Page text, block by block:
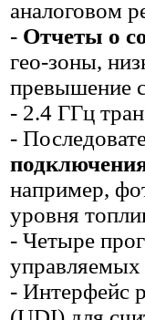
аналоговом
- Отчеты о
гео-зоны,
превышение
- 2.4 ГГц
-
например,
уровня
- Четыре
управляемых
- Интерфейс